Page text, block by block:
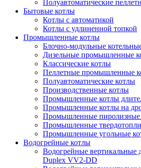
Полуавтоматические
Бытовые котлы
Котлы с автоматикой
Котлы с удлиненной топкой
Промышленные котлы
Блочно-модульные
Дизельные промышленные
Классические котлы
Пеллетные промышленные
Полуавтоматические котлы
Производственные котлы
Промышленные котлы
Промышленные котлы на
Промышленные пиролизные
Промышленные
Промышленные угольные
Водогрейные котлы
Водогрейные вертикальные
Duplex VV2-DD